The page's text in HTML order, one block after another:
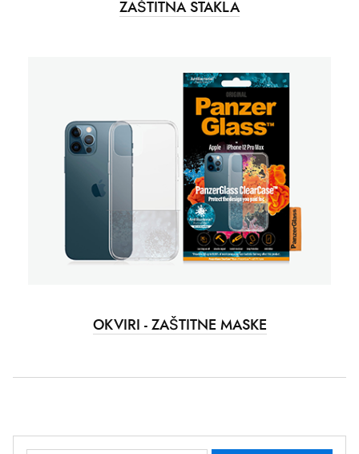
ZAŠTITNA STAKLA
OKVIRI - ZAŠTITNE MASKE